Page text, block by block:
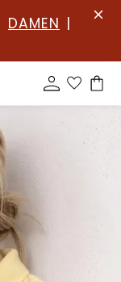
DAMEN |